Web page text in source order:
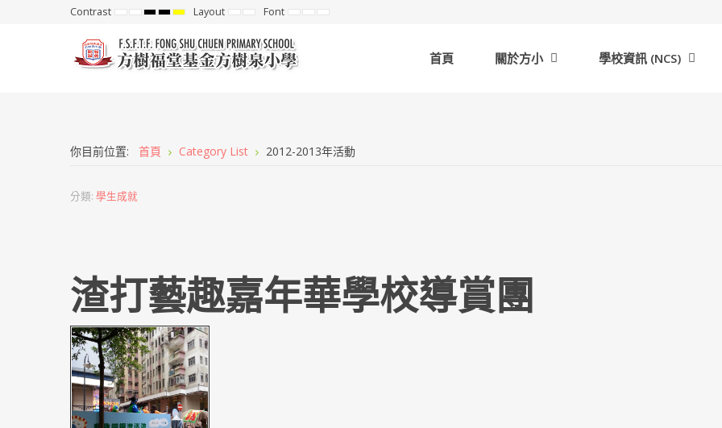
Contrast Default
NightHigh
White
mode
High
Yellow
mode
High
Black
mode
Layout FixedWideFont SetSetSet
首頁 關於方小 學校資訊 (NCS)
你目前位置: 首頁 Category List 2012-2013年活動
分類: 學生成就
渣打藝趣嘉年華學校導賞團